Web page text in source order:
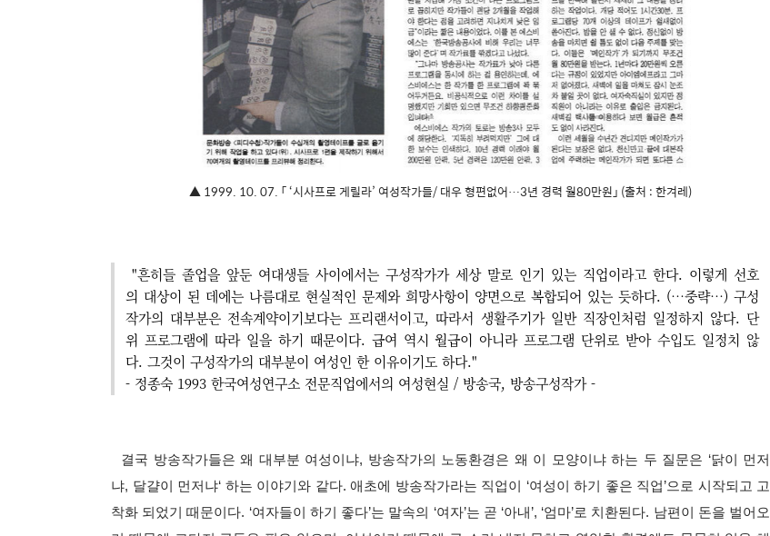
▲ 1999. 10. 07. 「 ‘시사프로 게릴라’ 여성작가들/ 대우 형편없어…3년 경력 월80만원」 (출처 : 한겨레)
"흔히들 졸업을 앞둔 여대생들 사이에서는 구성작가가 세상 말로 인기 있는 직업이라고 한다. 이렇게 선호
의 대상이 된 데에는 나름대로 현실적인 문제와 희망사항이 양면으로 복합되어 있는 듯하다. (…중략…) 구성
작가의 대부분은 전속계약이기보다는 프리랜서이고, 따라서 생활주기가 일반 직장인처럼 일정하지 않다. 단
위 프로그램에 따라 일을 하기 때문이다. 급여 역시 월급이 아니라 프로그램 단위로 받아 수입도 일정치 않
다. 그것이 구성작가의 대부분이 여성인 한 이유이기도 하다."
- 정종숙 1993 한국여성연구소 전문직업에서의 여성현실 / 방송국, 방송구성작가 -
결국 방송작가들은 왜 대부분 여성이냐, 방송작가의 노동환경은 왜 이 모양이냐 하는 두 질문은 ‘닭이 먼저
냐, 달걀이 먼저냐‘ 하는 이야기와 같다. 애초에 방송작가라는 직업이 ‘여성이 하기 좋은 직업’으로 시작되고 고
착화 되었기 때문이다. ‘여자들이 하기 좋다’는 말속의 ‘여자’는 곧 ‘아내’, ‘엄마’로 치환된다. 남편이 돈을 벌어오